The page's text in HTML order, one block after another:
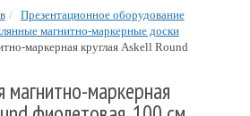
Презентационное оборудование
магнитно-маркерные доски
маркерная круглая Askell Round
магнитно-маркерная